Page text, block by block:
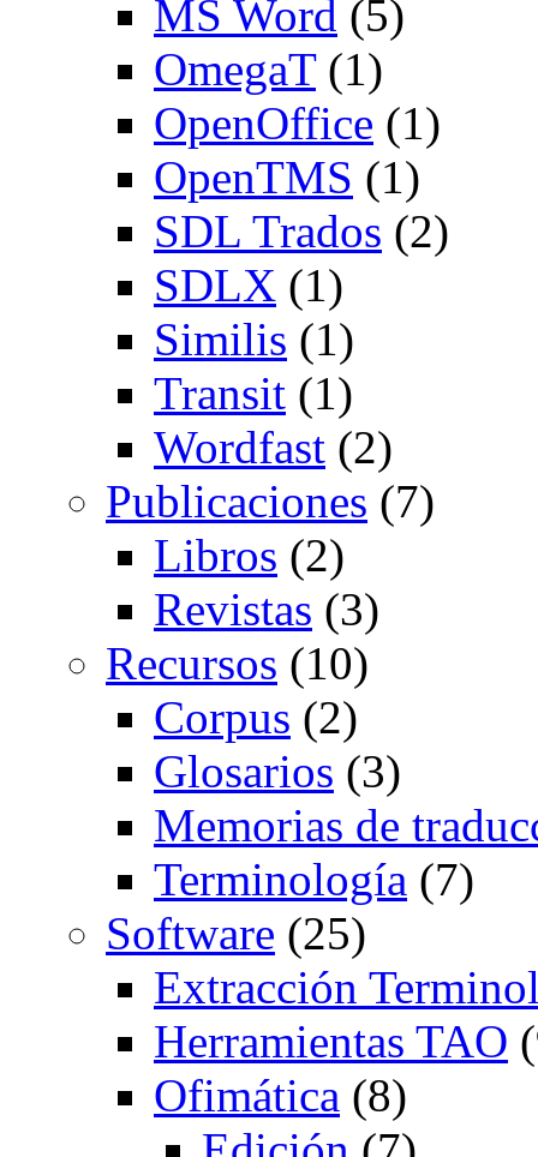
MS Word (5)
OmegaT(1)
OpenOffice (1)
OpenTMS (1)
SDL Trados (2)
SDLX (1)
Similis (1)
Transit (1)
Wordfast (2)
Publicaciones (7)
Libros (2)
Revistas (3)
Recursos (10)
Corpus (2)
Glosarios (3)
Memorias de
Terminología (7)
Software (25)
Extracción
Herramientas TAO
Ofimática (8)